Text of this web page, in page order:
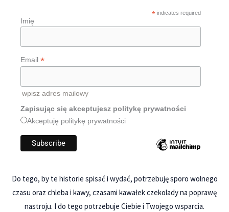
* indicates required
Imię
Email *
wpisz adres mailowy
Zapisując się akceptujesz politykę prywatności
Akceptuję politykę prywatności
Do tego, by te historie spisać i wydać, potrzebuję sporo wolnego
czasu oraz chleba i kawy, czasami kawałek czekolady na poprawę
nastroju. I do tego potrzebuje Ciebie i Twojego wsparcia.